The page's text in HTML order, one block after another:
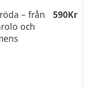
– från
och
590Kr